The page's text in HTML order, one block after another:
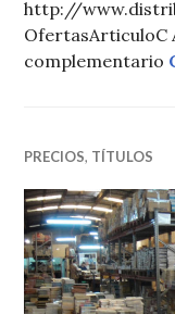
http://
OfertasArticuloC
complementario
PRECIOS, TÍTULOS